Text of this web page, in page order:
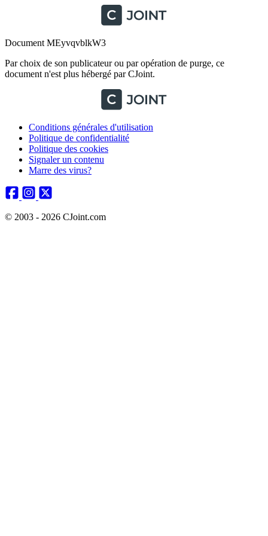
Document MEyvqvblkW3
Par choix de son publicateur ou par opération de purge, ce
document n'est plus hébergé par CJoint.
Conditions générales d'utilisation
Politique de confidentialité
Politique des cookies
Signaler un contenu
Marre des virus?
© 2003 - 2026 CJoint.com